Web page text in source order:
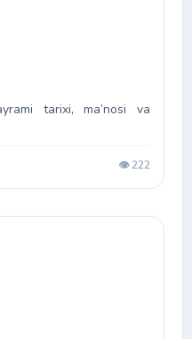
tarixi, ma’nosi va
👁️ 222